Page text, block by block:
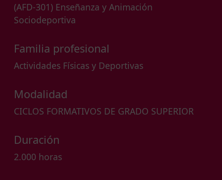
(AFD-301) Enseñanza y Animación
Sociodeportiva
Familia profesional
Actividades Físicas y Deportivas
Modalidad
CICLOS FORMATIVOS DE GRADO SUPERIOR
Duración
2.000 horas